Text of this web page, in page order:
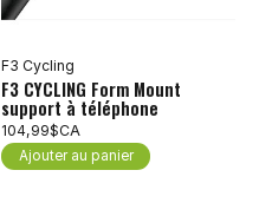
F3 Cycling
F3 CYCLING Form Mount
support à téléphone
104,99$CA
Ajouter au panier